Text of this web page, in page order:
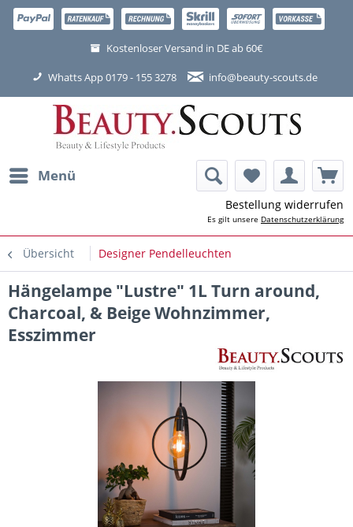
Kostenloser Versand in DE ab 60€
Whatts App 0179 - 155 3278 info@beauty-scouts.de
Menü
Bestellung widerrufen
Es gilt unsere Datenschutzerklärung
Übersicht Designer Pendelleuchten
Hängelampe "Lustre" 1L Turn around,
Charcoal, & Beige Wohnzimmer,
Esszimmer